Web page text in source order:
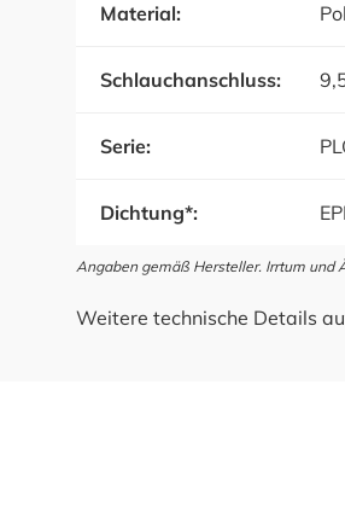
Material:
Schlauchanschluss:
Serie:
Dichtung*:
Angaben gemäß Hersteller. Irrtum und
Weitere technische Details